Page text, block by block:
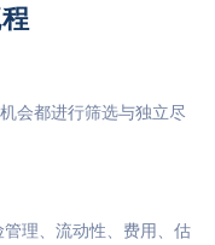
会都进行筛选与独立尽
理、流动性、费用、估